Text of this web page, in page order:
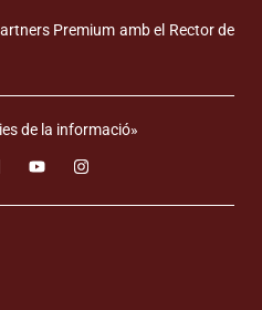
Premium amb el Rector de
de la informació»